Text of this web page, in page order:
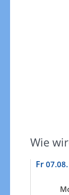
Wie
Fr 07.08.